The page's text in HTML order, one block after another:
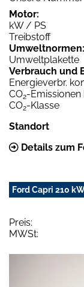
Motor:
kW / PS
Treibstoff
Umweltnormen:
Umweltplakette
Verbrauch und
Energieverbr.
CO2-Emissionen
CO2-Klasse
Standort
Details zum
Ford Capri 210
Preis:
MWSt: